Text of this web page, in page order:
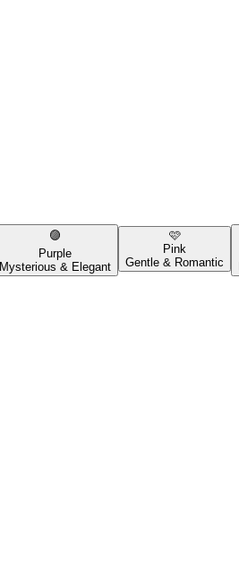
🟣
Purple
Mysterious & Elegant
🩷
Pink
Gentle & Romantic